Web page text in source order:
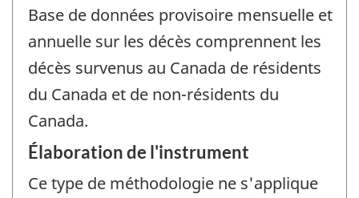
Base de données provisoire mensuelle et
annuelle sur les décès comprennent les
décès survenus au Canada de résidents
du Canada et de non-résidents du
Canada.
Élaboration de l'instrument
Ce type de méthodologie ne s'applique